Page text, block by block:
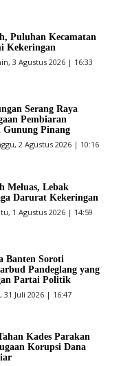
Puluhan Kecamatan
Kekeringan
3 Agustus 2026 | 16:33
Serang Raya
Pembiaran
Gunung Pinang
2 Agustus 2026 | 10:16
Meluas, Lebak
Darurat Kekeringan
1 Agustus 2026 | 14:59
Banten Soroti
Pandeglang yang
Partai Politik
31 Juli 2026 | 16:47
Kades Parakan
Korupsi Dana